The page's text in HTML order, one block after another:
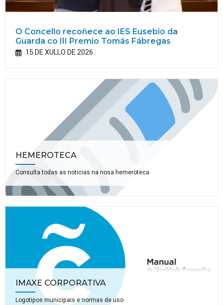
O Concello recoñece ao IES Eusebio da
Guarda co III Premio Tomás Fábregas
15 DE XULLO DE 2026
HEMEROTECA
Consulta todas as noticias na nosa hemeroteca
IMAXE CORPORATIVA
Logotipos municipais e normas de uso